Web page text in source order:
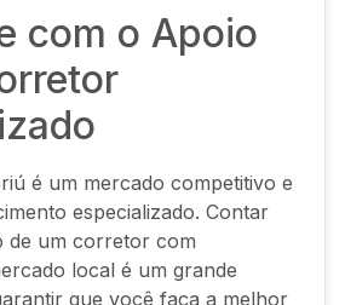
com o Apoio
é um mercado competitivo e
especializado. Contar
de um corretor com
local é um grande
que você faça a melhor